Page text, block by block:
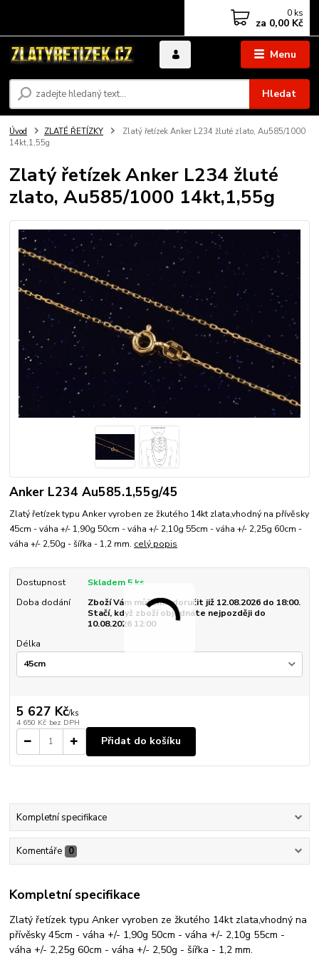
Menu
Hledat
0 ks
za 0,00 Kč
Úvod ZLATÉ ŘETÍZKY
Zlatý řetízek Anker L234 žluté zlato, Au585/1000
14kt,1,55g
Zlatý řetízek Anker L234 žluté
zlato, Au585/1000 14kt,1,55g
Anker L234 Au585.1,55g/45
Zlatý řetízek typu Anker vyroben ze žkutého 14kt zlata,vhodný na přívěsky
45cm - váha +/- 1,90g 50cm - váha +/- 2,10g 55cm - váha +/- 2,25g 60cm -
váha +/- 2,50g - šířka - 1,2 mm. celý popis
Dostupnost
Skladem 5 ks
Doba dodání
Zboží Vám můžeme doručit již 12.08.2026 do 18:00.
Stačí, když zboží objednáte nejpozději do
10.08.2026 12:00
Délka
5 627 Kč/ks
4 650 Kč bez DPH
Přidat do košíku
Kompletní specifikace
Komentáře 0
Kompletní specifikace
Zlatý řetízek typu Anker vyroben ze žkutého 14kt zlata,vhodný na
přívěsky 45cm - váha +/- 1,90g 50cm - váha +/- 2,10g 55cm -
váha +/- 2,25g 60cm - váha +/- 2,50g - šířka - 1,2 mm.